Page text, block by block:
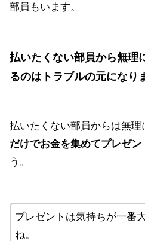
部員もいます。
払いたくない部員から無理
るのはトラブルの元になり
払いたくない部員からは無理
だけでお金を集めてプレゼン
う。
プレゼントは気持ちが一番
ね。